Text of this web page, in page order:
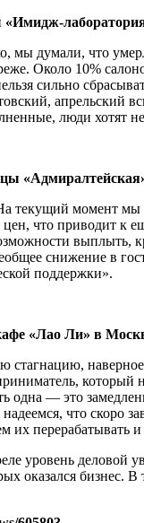
«Имидж-
мы думали, что
Около 10%
сильно
апрельский
люди хотят
текущий момент
что приводит к
выплыть,
снижение в
поддержки».
«Лао Ли» в
который
одна — это
что скоро
их перерабатывать и
уровень деловой
оказался бизнес.